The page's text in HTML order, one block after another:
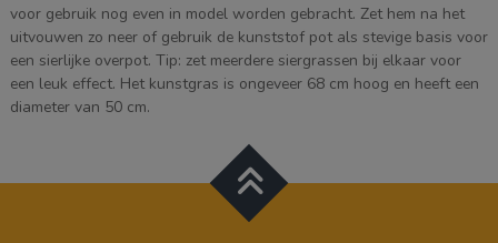
voor gebruik nog even in model worden gebracht. Zet hem na het
uitvouwen zo neer of gebruik de kunststof pot als stevige basis voor
een sierlijke overpot. Tip: zet meerdere siergrassen bij elkaar voor
een leuk effect. Het kunstgras is ongeveer 68 cm hoog en heeft een
diameter van 50 cm.